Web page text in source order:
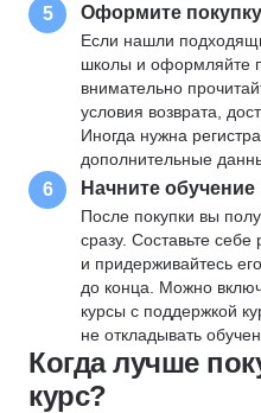
5 Оформите покупку
Если нашли
школы и оформляйте
внимательно
условия возврата,
Иногда нужна
дополнительные
6 Начните
После покупки вы
сразу. Составьте себе
и придерживайтесь
до конца. Можно
курсы с поддержкой
не откладывать
Когда лучше
курс?